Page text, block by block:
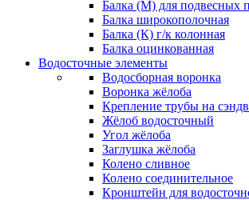
Балка (М) для подвесных
Балка широкополочная
Балка (К) г/к колонная
Балка оцинкованная
Водосточные элементы
Водосборная воронка
Воронка жёлоба
Крепление трубы на
Жёлоб водосточный
Угол жёлоба
Заглушка жёлоба
Колено сливное
Колено соединительное
Кронштейн для